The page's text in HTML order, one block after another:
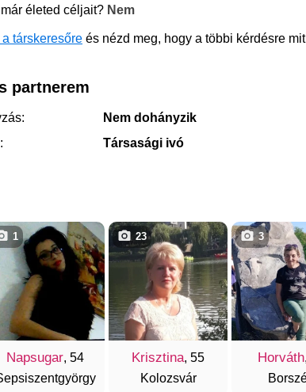
életed céljait? Nem
a társkeresőre és nézd meg, hogy a többi kérdésre
partnerem
Nem dohányzik
Társasági ivó
Napsugar, 54
1
Krisztina, 55
Kolozsvár
23
Horváth
3